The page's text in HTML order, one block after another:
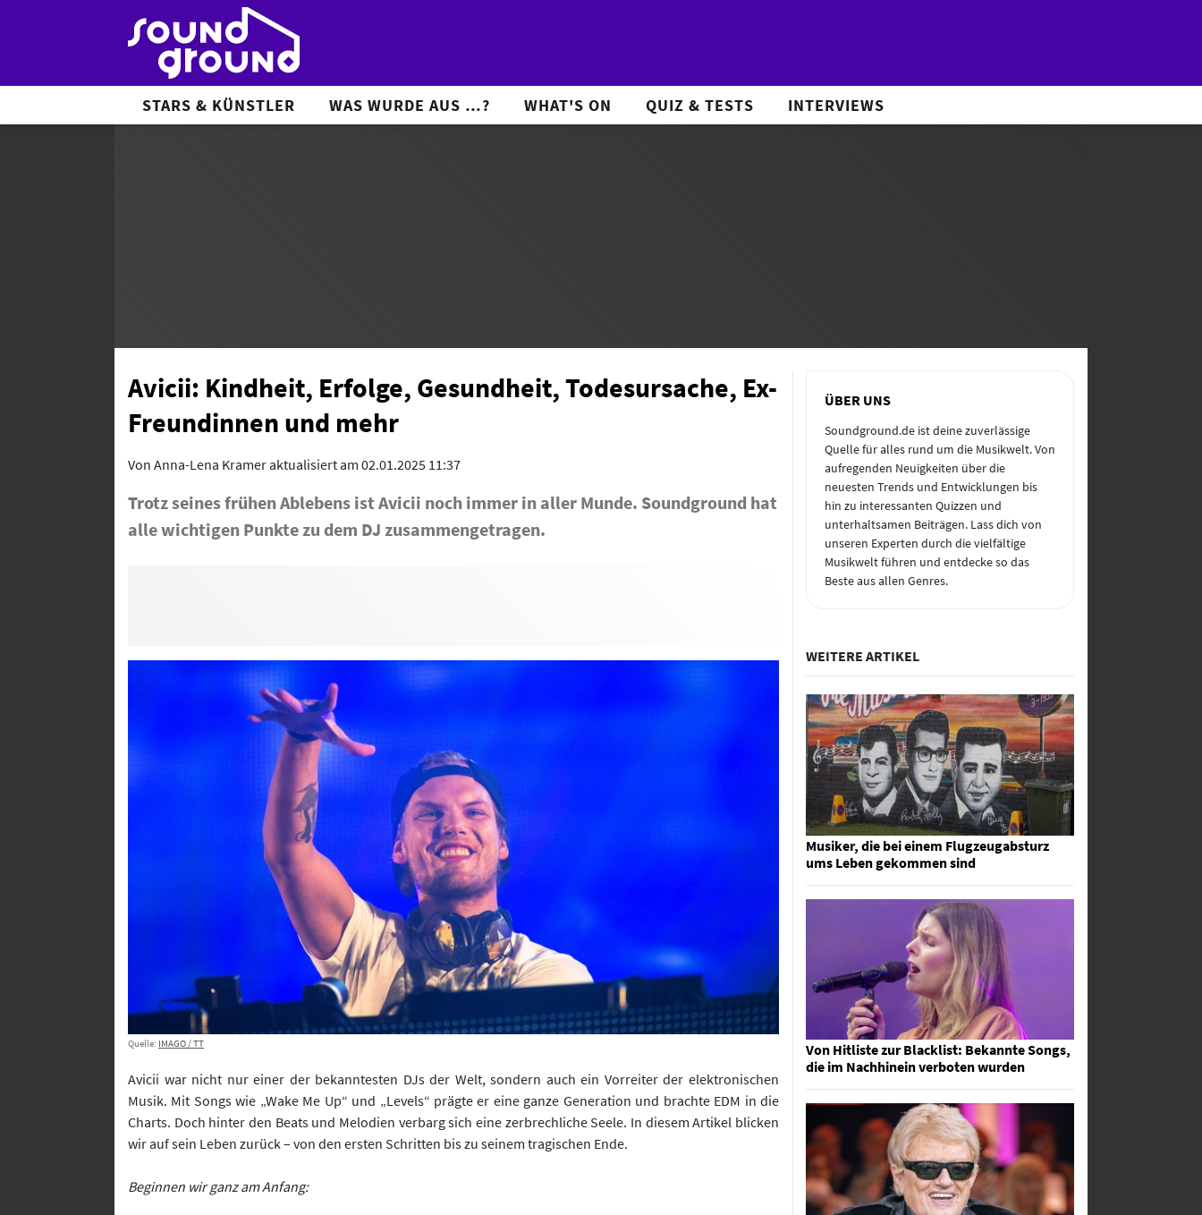
STARS & KÜNSTLER WAS WURDE AUS …? WHAT'S ON QUIZ & TESTS INTERVIEWS
Avicii: Kindheit, Erfolge, Gesundheit, Todesursache, Ex-
Freundinnen und mehr
Von Anna-Lena Krameraktualisiert am 02.01.2025 11:37
Trotz seines frühen Ablebens ist Avicii noch immer in aller Munde. Soundground hat
alle wichtigen Punkte zu dem DJ zusammengetragen.
Quelle: IMAGO / TT
Avicii war nicht nur einer der bekanntesten DJs der Welt, sondern auch ein Vorreiter der elektronischen
Musik. Mit Songs wie „Wake Me Up“ und „Levels“ prägte er eine ganze Generation und brachte EDM in die
Charts. Doch hinter den Beats und Melodien verbarg sich eine zerbrechliche Seele. In diesem Artikel blicken
wir auf sein Leben zurück – von den ersten Schritten bis zu seinem tragischen Ende.
Beginnen wir ganz am Anfang:
ÜBER UNS
Soundground.de ist deine zuverlässige
Quelle für alles rund um die Musikwelt. Von
aufregenden Neuigkeiten über die
neuesten Trends und Entwicklungen bis
hin zu interessanten Quizzen und
unterhaltsamen Beiträgen. Lass dich von
unseren Experten durch die vielfältige
Musikwelt führen und entdecke so das
Beste aus allen Genres.
WEITERE ARTIKEL
Musiker, die bei einem Flugzeugabsturz
ums Leben gekommen sind
Von Hitliste zur Blacklist: Bekannte Songs,
die im Nachhinein verboten wurden